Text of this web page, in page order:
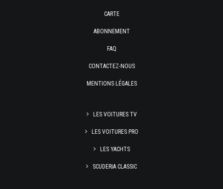
CARTE
ABONNEMENT
FAQ
CONTACTEZ-NOUS
MENTIONS LÉGALES
LES VOITURES TV
LES VOITURES PRO
LES YACHTS
SCUDERIA CLASSIC